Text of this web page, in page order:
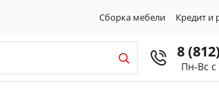
Сборка мебели Кредит и
8
Пн-Вс с